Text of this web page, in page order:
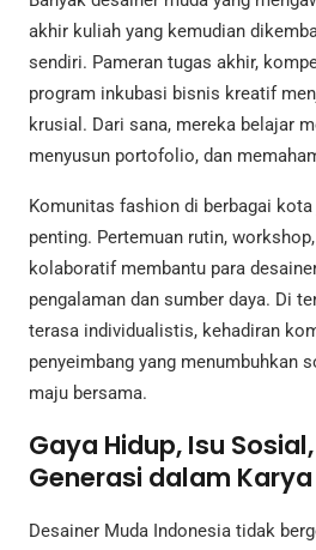
akhir kuliah yang kemudian
sendiri. Pameran tugas akhir,
program inkubasi bisnis kreatif
krusial. Dari sana, mereka belajar
menyusun portofolio, dan
Komunitas fashion di berbagai
penting. Pertemuan rutin,
kolaboratif membantu para
pengalaman dan sumber daya. Di
terasa individualistis, kehadiran
penyeimbang yang menumbuhkan
maju bersama.
Gaya Hidup, Isu
Generasi dalam Karya
Desainer Muda Indonesia tidak